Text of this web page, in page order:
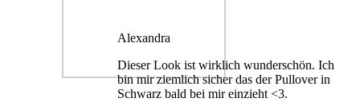
Alexandra
Dieser Look ist wirklich wunderschön. Ich
bin mir ziemlich sicher das der Pullover in
Schwarz bald bei mir einzieht <3.